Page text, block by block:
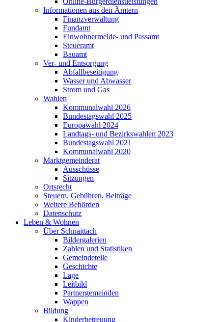
Informationen aus den Ämtern
Finanzverwaltung
Fundamt
Einwohnermelde- und Passamt
Steueramt
Bauamt
Ver- und Entsorgung
Abfallbeseitigung
Wasser und Abwasser
Strom und Gas
Wahlen
Kommunalwahl 2026
Bundestagswahl 2025
Europawahl 2024
Landtags- und Bezirkswahlen 2023
Bundestagswahl 2021
Kommunalwahl 2020
Marktgemeinderat
Ausschüsse
Sitzungen
Ortsrecht
Steuern, Gebühren, Beiträge
Weitere Behörden
Datenschutz
Leben & Wohnen
Über Schnaittach
Bildergalerien
Zahlen und Statistiken
Gemeindeteile
Geschichte
Lage
Leitbild
Partnergemeinden
Wappen
Bildung
Kinderbetreuung